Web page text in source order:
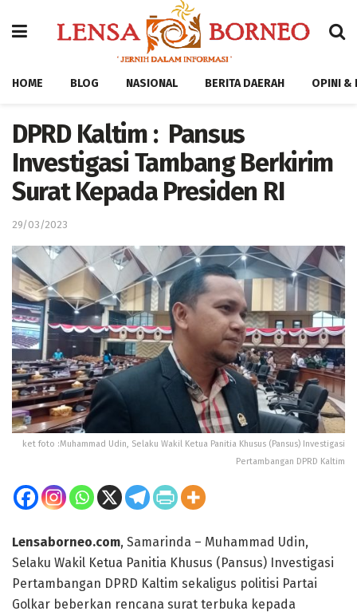
HOME BLOG NASIONAL BERITA DAERAH OPINI &
DPRD Kaltim : Pansus
Investigasi Tambang Berkirim
Surat Kepada Presiden RI
29/03/2023
ket foto :Muhammad Udin, Selaku Wakil Ketua Panitia Khusus (Pansus) Investigasi
Pertambangan DPRD Kaltim
Lensaborneo.com, Samarinda – Muhammad Udin,
Selaku Wakil Ketua Panitia Khusus (Pansus) Investigasi
Pertambangan DPRD Kaltim sekaligus politisi Partai
Golkar beberkan rencana surat terbuka kepada